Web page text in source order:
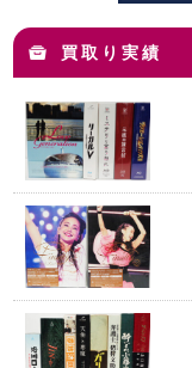
買取り実績